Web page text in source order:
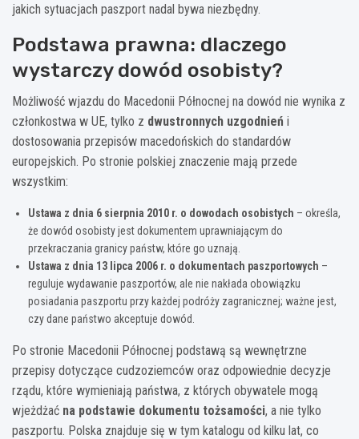
jakich sytuacjach paszport nadal bywa niezbędny.
Podstawa prawna: dlaczego
wystarczy dowód osobisty?
Możliwość wjazdu do Macedonii Północnej na dowód nie wynika z
członkostwa w UE, tylko z dwustronnych uzgodnień i
dostosowania przepisów macedońskich do standardów
europejskich. Po stronie polskiej znaczenie mają przede
wszystkim:
Ustawa z dnia 6 sierpnia 2010 r. o dowodach osobistych – określa,
że dowód osobisty jest dokumentem uprawniającym do
przekraczania granicy państw, które go uznają.
Ustawa z dnia 13 lipca 2006 r. o dokumentach paszportowych –
reguluje wydawanie paszportów, ale nie nakłada obowiązku
posiadania paszportu przy każdej podróży zagranicznej; ważne jest,
czy dane państwo akceptuje dowód.
Po stronie Macedonii Północnej podstawą są wewnętrzne
przepisy dotyczące cudzoziemców oraz odpowiednie decyzje
rządu, które wymieniają państwa, z których obywatele mogą
wjeżdżać na podstawie dokumentu tożsamości, a nie tylko
paszportu. Polska znajduje się w tym katalogu od kilku lat, co